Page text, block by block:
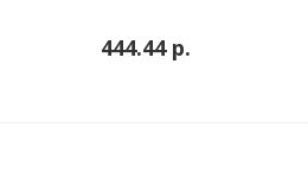
444.44 p.